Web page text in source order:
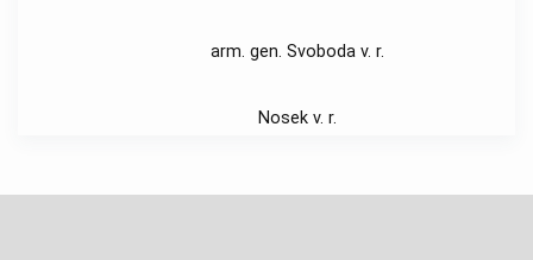
arm. gen. Svoboda v. r.
Nosek v. r.